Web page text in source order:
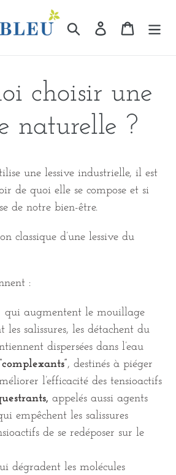
RechercherSe connecter
Panier
choisir une
naturelle ?
une lessive industrielle, il est
de quoi elle se compose et si
de notre bien-être.
classique d’une lessive du
:
qui augmentent le mouillage
les salissures, les détachent du
dispersées dans l’eau
, destinés à piéger
l’efficacité des tensioactifs
appelés aussi agents
empêchent les salissures
de se redéposer sur le
dégradent les molécules